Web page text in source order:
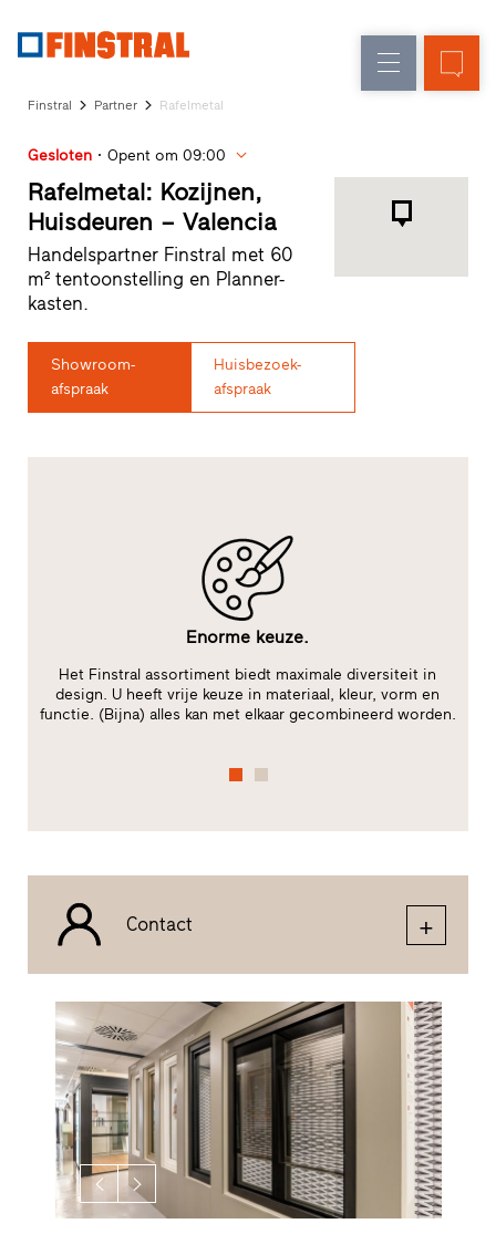
Glasgevels
Service
Showroom
Heeze
Showroom
Hoofddorp
Showroom
Apeldoorn
toegang
Finstral Partner Rafelmetal
Gesloten Opent om 09:00
Rafelmetal: Kozijnen,
Huisdeuren – Valencia
Handelspartner Finstral met 60
m² tentoonstelling en Planner-
kasten.
Showroom-
afspraak
Huisbezoek-
afspraak
Enorme keuze.
Het Finstral assortiment biedt maximale diversiteit in
design. U heeft vrije keuze in materiaal, kleur, vorm en
functie. (Bijna) alles kan met elkaar gecombineerd worden.
Contact